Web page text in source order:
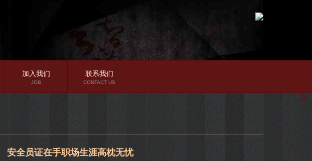
加入我们
JOB
联系我们
CONTACT US
安全员证在手职场生涯高枕无忧